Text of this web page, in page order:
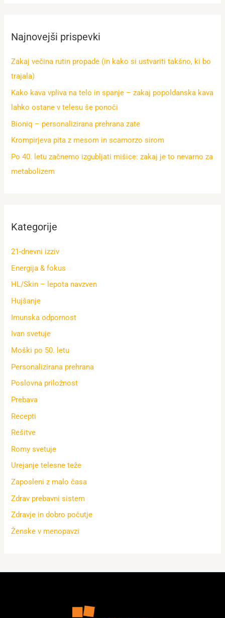
Najnovejši prispevki
Zakaj večina rutin propade (in kako si ustvariti takšno, ki bo
trajala)
Kako kava vpliva na telo in spanje – zakaj popoldanska kava
lahko ostane v telesu še ponoči
Bioniq – personalizirana prehrana zate
Krompirjeva pita z mesom in scamorzo sirom
Po 40. letu začnemo izgubljati mišice: zakaj je to nevarno za
metabolizem
Kategorije
21-dnevni izziv
Energija & fokus
HL/Skin – lepota navzven
Hujšanje
Imunska odpornost
Ivan svetuje
Moški po 50. letu
Personalizirana prehrana
Poslovna priložnost
Prebava
Recepti
Rešitve
Romy svetuje
Urejanje telesne teže
Zaposleni z malo časa
Zdrav prebavni sistem
Zdravje in dobro počutje
Ženske v menopavzi